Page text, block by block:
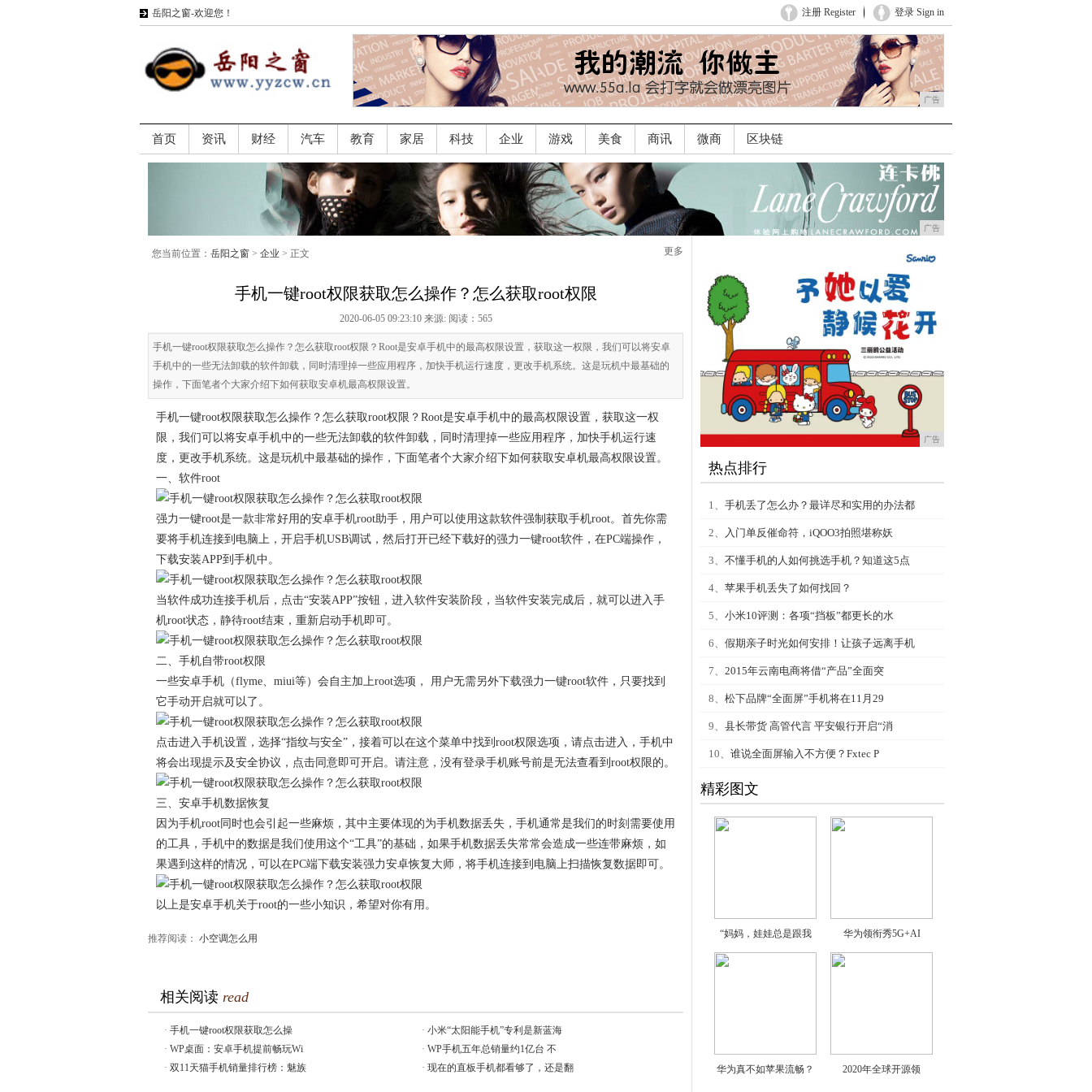
岳阳之窗-欢迎您！ 登录 Sign in
注册 Register
广告
首页 资讯 财经 汽车 教育 家居 科技 企业 游戏 美食 商讯 微商 区块链
广告
您当前位置： 岳阳之窗 > 企业 > 正文 更多
手机一键root权限获取怎么操作？怎么获取root权限
2020-06-05 09:23:10 来源: 阅读：565
手机一键root权限获取怎么操作？怎么获取root权限？Root是安卓手机中的最高权限设置，获取这一权限，我们可以将安卓
手机中的一些无法卸载的软件卸载，同时清理掉一些应用程序，加快手机运行速度，更改手机系统。这是玩机中最基础的
操作，下面笔者个大家介绍下如何获取安卓机最高权限设置。
手机一键root权限获取怎么操作？怎么获取root权限？Root是安卓手机中的最高权限设置，获取这一权
限，我们可以将安卓手机中的一些无法卸载的软件卸载，同时清理掉一些应用程序，加快手机运行速
度，更改手机系统。这是玩机中最基础的操作，下面笔者个大家介绍下如何获取安卓机最高权限设置。
一、软件root
强力一键root是一款非常好用的安卓手机root助手，用户可以使用这款软件强制获取手机root。首先你需
要将手机连接到电脑上，开启手机USB调试，然后打开已经下载好的强力一键root软件，在PC端操作，
下载安装APP到手机中。
当软件成功连接手机后，点击“安装APP”按钮，进入软件安装阶段，当软件安装完成后，就可以进入手
机root状态，静待root结束，重新启动手机即可。
二、手机自带root权限
一些安卓手机（flyme、miui等）会自主加上root选项， 用户无需另外下载强力一键root软件，只要找到
它手动开启就可以了。
点击进入手机设置，选择“指纹与安全”，接着可以在这个菜单中找到root权限选项，请点击进入，手机中
将会出现提示及安全协议，点击同意即可开启。请注意，没有登录手机账号前是无法查看到root权限的。
三、安卓手机数据恢复
因为手机root同时也会引起一些麻烦，其中主要体现的为手机数据丢失，手机通常是我们的时刻需要使用
的工具，手机中的数据是我们使用这个“工具”的基础，如果手机数据丢失常常会造成一些连带麻烦，如
果遇到这样的情况，可以在PC端下载安装强力安卓恢复大师，将手机连接到电脑上扫描恢复数据即可。
以上是安卓手机关于root的一些小知识，希望对你有用。
推荐阅读： 小空调怎么用
相关阅读 read
· 手机一键root权限获取怎么操 · 小米“太阳能手机”专利是新蓝海
· WP桌面：安卓手机提前畅玩Wi · WP手机五年总销量约1亿台 不
· 双11天猫手机销量排行榜：魅族 · 现在的直板手机都看够了，还是翻
广告
热点排行
1、 手机丢了怎么办？最详尽和实用的办法都
2、 入门单反催命符，iQOO3拍照堪称妖
3、 不懂手机的人如何挑选手机？知道这5点
4、 苹果手机丢失了如何找回？
5、 小米10评测：各项“挡板”都更长的水
6、 假期亲子时光如何安排！让孩子远离手机
7、 2015年云南电商将借“产品”全面突
8、 松下品牌“全面屏”手机将在11月29
9、 县长带货 高管代言 平安银行开启“消
10、 谁说全面屏输入不方便？Fxtec P
精彩图文
“妈妈，娃娃总是跟我 华为领衔秀5G+AI
华为真不如苹果流畅？ 2020年全球开源领